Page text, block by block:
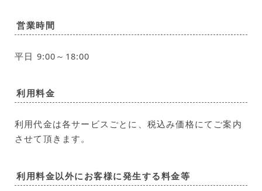
営業時間
平日 9:00～18:00
利用料金
利用代金は各サービスごとに、税込み価格にてご案内
させて頂きます。
利用料金以外にお客様に発生する料金等